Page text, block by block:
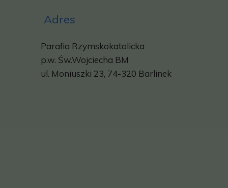
Adres
Parafia Rzymskokatolicka
p.w. Św.Wojciecha BM
ul. Moniuszki 23, 74-320 Barlinek